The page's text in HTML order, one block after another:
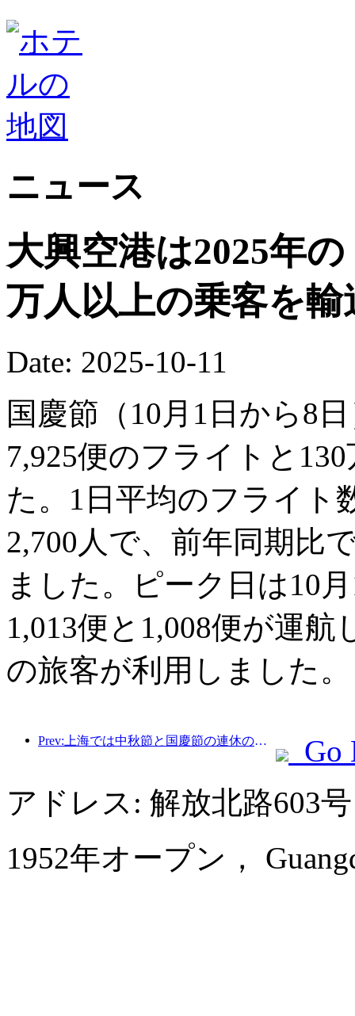
ニュース
大興空港は2025年
万人以上の乗客を
Date: 2025-10-11
国慶節（10月1日から8
7,925便のフライトと
た。1日平均のフライト
2,700人で、前年同期比
ました。ピーク日は10
1,013便と1,008便が運航
の旅客が利用しました。
Prev:上海では中秋節と国慶節の連休の最初の4日間で1,511万人を超える観光客が訪れ、前年比20%以上増加した。
Go
アドレス: 解放北路603
1952年オープン，